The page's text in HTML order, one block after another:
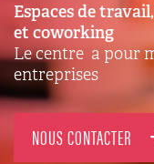
Espaces de
et coworking
Le centre a pour
entreprises
NOUS CONTACTER